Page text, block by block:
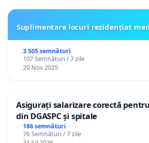
Suplimentare locuri rezidențiat
3 505 semnături
107 Semnături / 7 zile
20 Nov 2025
Asigurați salarizare corectă
din DGASPC și spitale
186 semnături
76 Semnături / 7 zile